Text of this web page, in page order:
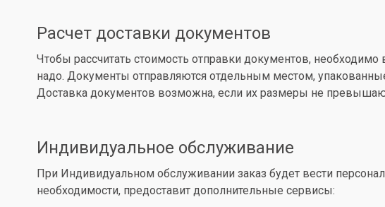
Расчет доставки документов
Чтобы рассчитать стоимость отправки документов,
надо. Документы отправляются отдельным местом,
Доставка документов возможна, если их размеры не
Индивидуальное обслуживание
При Индивидуальном обслуживании заказ будет вести
необходимости, предоставит дополнительные сервисы: